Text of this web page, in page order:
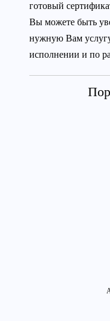
готовый
Вы можете быть
нужную Вам
исполнении и по